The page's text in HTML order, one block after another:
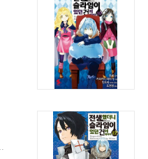
2018년 12월 13일
2019년 06월 27일